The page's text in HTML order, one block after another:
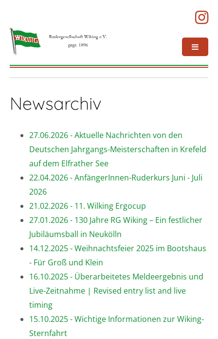
Newsarchiv
27.06.2026 - Aktuelle Nachrichten von den
Deutschen Jahrgangs-Meisterschaften in Krefeld
auf dem Elfrather See
22.04.2026 - AnfängerInnen-Ruderkurs Juni - Juli
2026
21.02.2026 - 11. Wilking Ergocup
27.01.2026 - 130 Jahre RG Wiking – Ein festlicher
Jubiläumsball in Neukölln
14.12.2025 - Weihnachtsfeier 2025 im Bootshaus
- Für Groß und Klein
16.10.2025 - Überarbeitetes Meldeergebnis und
Live-Zeitnahme | Revised entry list and live
timing
15.10.2025 - Wichtige Informationen zur Wiking-
Sternfahrt